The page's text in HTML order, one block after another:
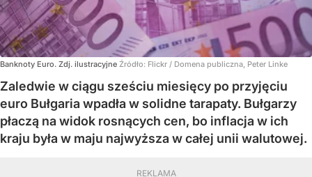
Banknoty Euro. Zdj. ilustracyjne Źródło: Flickr / Domena publiczna, Peter Linke
Zaledwie w ciągu sześciu miesięcy po przyjęciu
euro Bułgaria wpadła w solidne tarapaty. Bułgarzy
płaczą na widok rosnących cen, bo inflacja w ich
kraju była w maju najwyższa w całej unii walutowej.